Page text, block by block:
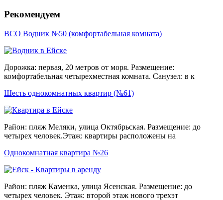
Рекомендуем
ВСО Водник №50 (комфортабельная комната)
Дорожка: первая, 20 метров от моря. Размещение:
комфортабельная четырехместная комната. Санузел: в к
Шесть однокомнатных квартир (№61)
Район: пляж Меляки, улица Октябрьская. Размещение: до
четырех человек.Этаж: квартиры расположены на
Однокомнатная квартира №26
Район: пляж Каменка, улица Ясенская. Размещение: до
четырех человек. Этаж: второй этаж нового трехэт